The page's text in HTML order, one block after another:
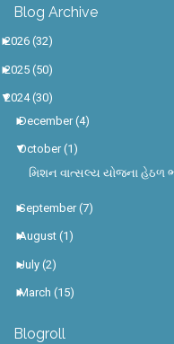
Blog Archive
►
2026 (32)
►
2025 (50)
▼
2024 (30)
►
December (4)
▼
October (1)
મિશન વાત્સલ્ય યોજના હેઠળ
►
September (7)
►
August (1)
►
July (2)
►
March (15)
Blogroll